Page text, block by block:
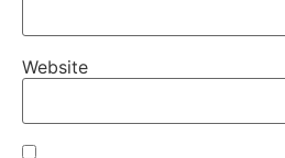
Website